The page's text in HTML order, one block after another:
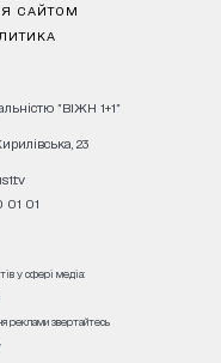
САЙТОМ
"ВІЖН 1+1"
23
01 01
у сфері медіа:
реклами звертайтесь